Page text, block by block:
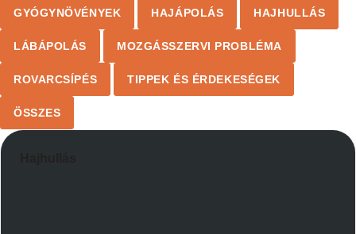
GYÓGYNÖVÉNYEK HAJÁPOLÁS HAJHULLÁS
LÁBÁPOLÁS MOZGÁSSZERVI PROBLÉMA
ROVARCSÍPÉS TIPPEK ÉS ÉRDEKESÉGEK
ÖSSZES